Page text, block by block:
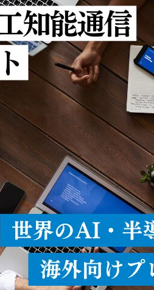
を監視でき、
を簡素化でき
類のFOVオプシ
ルモード、長
て使用するこ
一のデバイス
距離まで届く